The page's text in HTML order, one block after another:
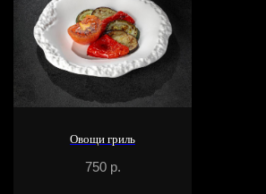
Овощи гриль
750 р.